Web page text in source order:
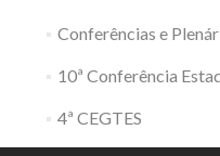
Conferências e
10ª Conferência
4ª CEGTES